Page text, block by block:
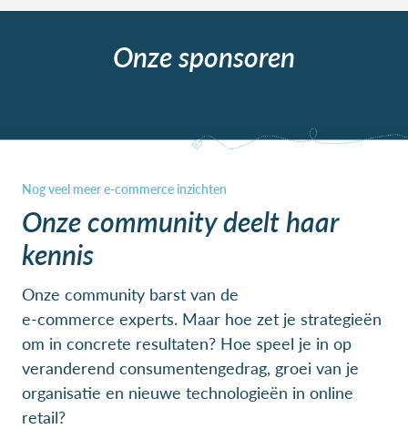
Onze sponsoren
Onze community deelt haar
kennis
Onze community barst van de
e-commerce experts. Maar hoe zet je strategieën
om in concrete resultaten? Hoe speel je in op
veranderend consumentengedrag, groei van je
organisatie en nieuwe technologieën in online
retail?